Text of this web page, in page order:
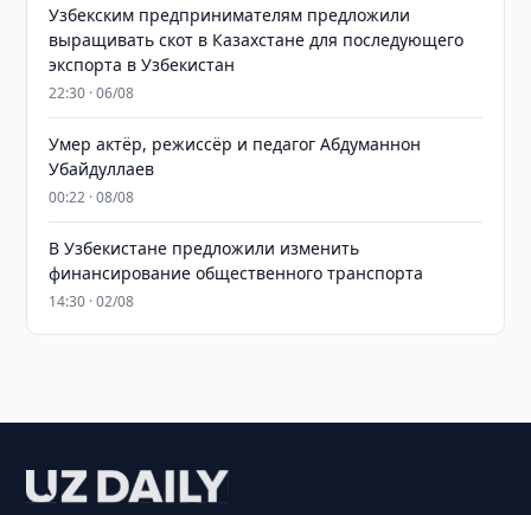
Узбекским предпринимателям предложили
выращивать скот в Казахстане для последующего
экспорта в Узбекистан
22:30 · 06/08
Умер актёр, режиссёр и педагог Абдуманнон
Убайдуллаев
00:22 · 08/08
В Узбекистане предложили изменить
финансирование общественного транспорта
14:30 · 02/08